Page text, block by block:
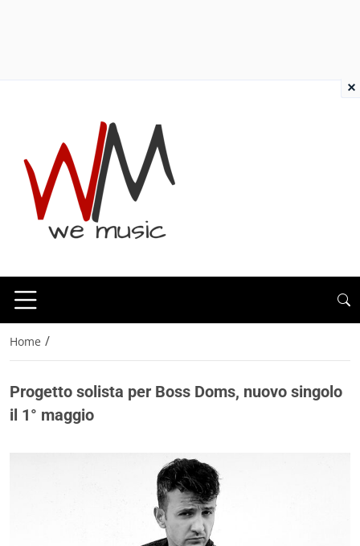
Home /
Progetto solista per Boss Doms, nuovo singolo
il 1° maggio
×